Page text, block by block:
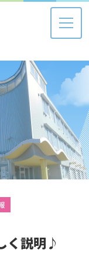
く説明♪